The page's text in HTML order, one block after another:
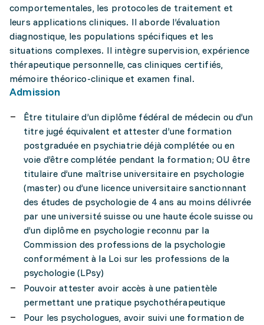
comportementales, les protocoles de traitement et
leurs applications cliniques. Il aborde l’évaluation
diagnostique, les populations spécifiques et les
situations complexes. Il intègre supervision, expérience
thérapeutique personnelle, cas cliniques certifiés,
mémoire théorico-clinique et examen final.
Admission
Être titulaire d’un diplôme fédéral de médecin ou d’un
titre jugé équivalent et attester d’une formation
postgraduée en psychiatrie déjà complétée ou en
voie d’être complétée pendant la formation; OU être
titulaire d’une maîtrise universitaire en psychologie
(master) ou d’une licence universitaire sanctionnant
des études de psychologie de 4 ans au moins délivrée
par une université suisse ou une haute école suisse ou
d’un diplôme en psychologie reconnu par la
Commission des professions de la psychologie
conformément à la Loi sur les professions de la
psychologie (LPsy)
Pouvoir attester avoir accès à une patientèle
permettant une pratique psychothérapeutique
Pour les psychologues, avoir suivi une formation de